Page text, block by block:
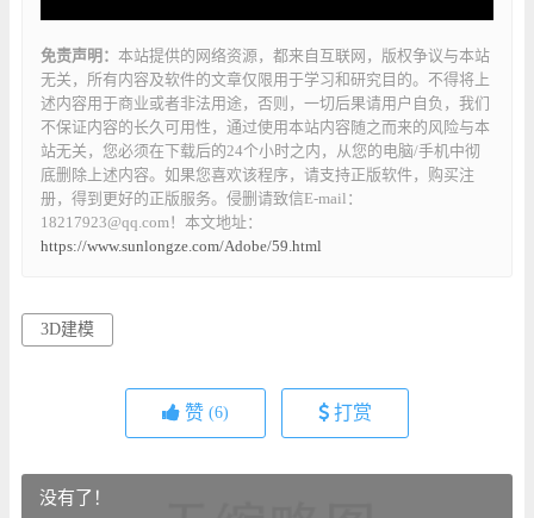
免责声明： 本站提供的网络资源，都来自互联网，版权争议与本站
无关，所有内容及软件的文章仅限用于学习和研究目的。不得将上
述内容用于商业或者非法用途，否则，一切后果请用户自负，我们
不保证内容的长久可用性，通过使用本站内容随之而来的风险与本
站无关，您必须在下载后的24个小时之内，从您的电脑/手机中彻
底删除上述内容。如果您喜欢该程序，请支持正版软件，购买注
册，得到更好的正版服务。侵删请致信E-mail：
18217923@qq.com！本文地址：
https://www.sunlongze.com/Adobe/59.html
3D建模
赞 (6) 打赏
没有了！